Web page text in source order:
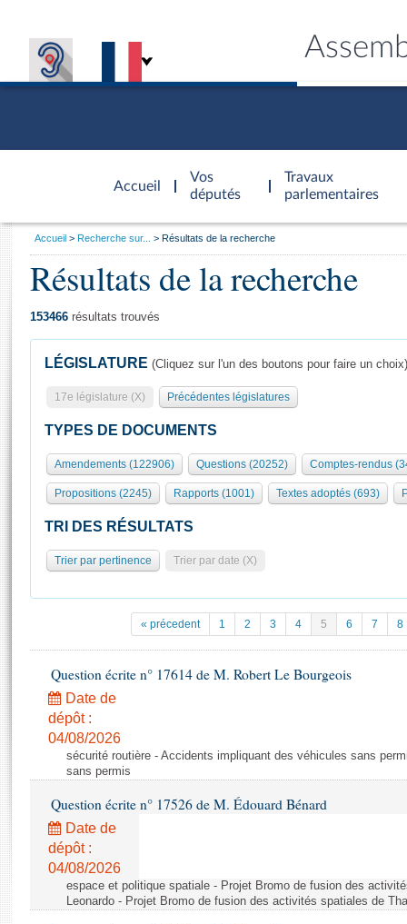
Accueil
d'accueil
Vos
députés
Travaux
parlementaires
Présidence
577 députés
Groupes politiques
Séance publique
Commissions et autres organes
Europe et International
Pétitions
Projets de loi
Propositions de loi
Amendements
Textes adoptés
Rapports législatifs
Rapports sur l'application des lois
Baromètre de l’application des lois
Général
Rôle et pouvoirs de l'Assemblée
Organisation de l'Assemblée
Présidence Conférence des Présidents Bureau Collège des
Statistiques et chiffres clés
Documents de référence
( Constitution | Règlement de l'Assemblée ... )
Histoire
Juniors
Anciennes législatures
Visiter l'Assemblée
Visite virtuelle du palais Bourbon
Assister à une séance
La Bibliothèque
Contacts et plan d'accès
Photos libres de droit
Vous
Accueil Recherche sur... Résultats de la recherche
Résultats de la recherche
153466 résultats trouvés
LÉGISLATURE (Cliquez sur l'un des boutons pour faire un choix)
17e législature (X) Précédentes législatures
TYPES DE DOCUMENTS
Amendements (122906) Questions (20252) Comptes-rendus
Propositions (2245) Rapports (1001) Textes adoptés (693)
TRI DES RÉSULTATS
Trier par pertinence Trier par date (X)
« précedent 1 2 3 4 5 6 7 8
Question écrite n° 17614 de M. Robert Le Bourgeois
Date de
dépôt :
04/08/2026
sécurité routière - Accidents impliquant des véhicules sans
sans permis
Question écrite n° 17526 de M. Édouard Bénard
Date de
dépôt :
04/08/2026
espace et politique spatiale - Projet Bromo de fusion des
Leonardo - Projet Bromo de fusion des activités spatiales de